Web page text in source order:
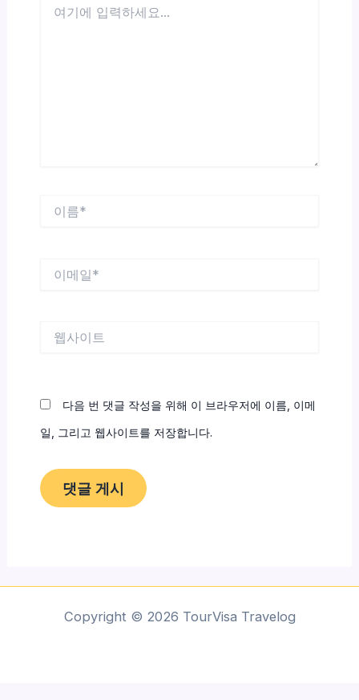
다음 번 댓글 작성을 위해 이 브라우저에 이름, 이메
일, 그리고 웹사이트를 저장합니다.
Copyright © 2026 TourVisa Travelog